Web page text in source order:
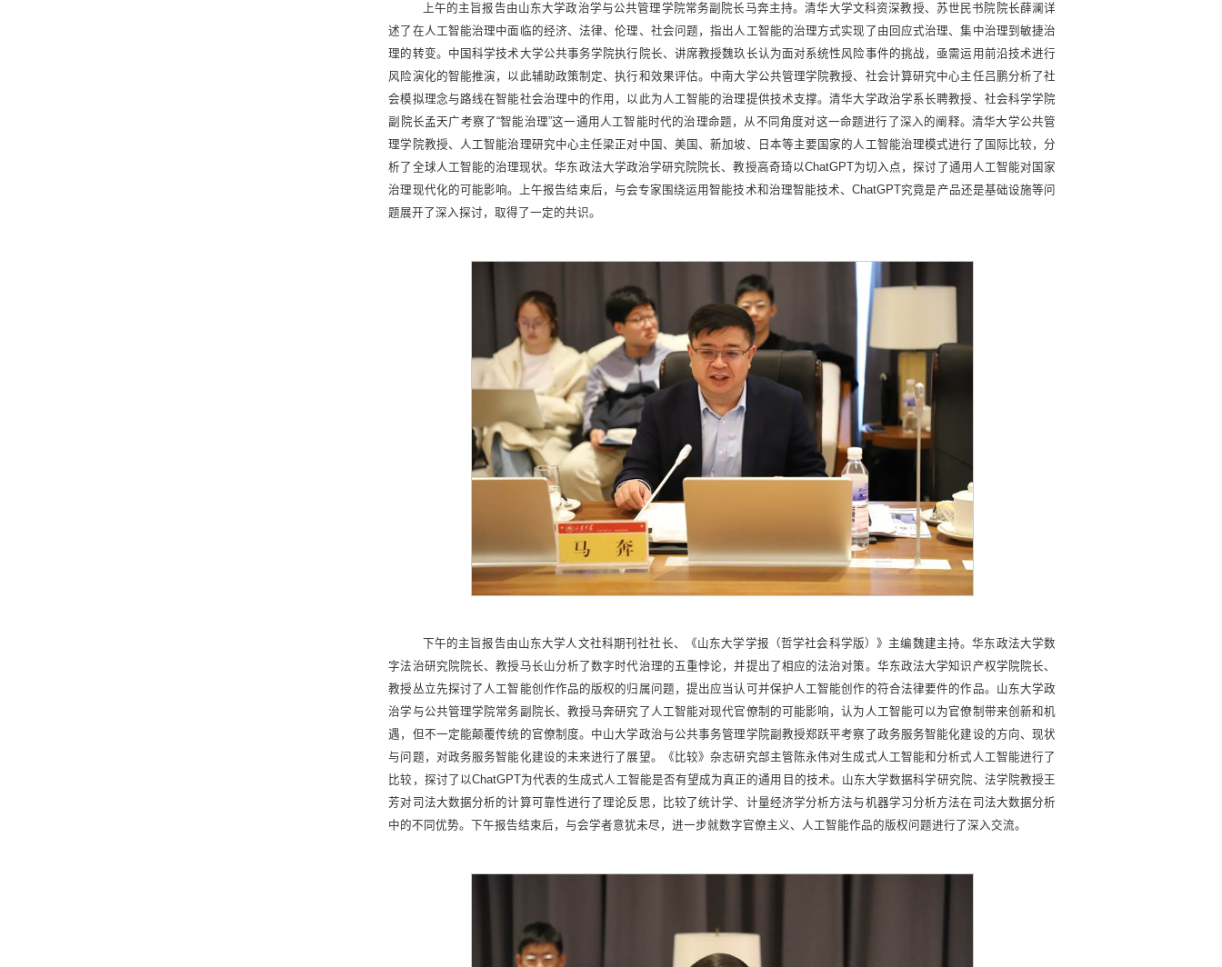
上午的主旨报告由山东大学政治学与公共管理学院常务副院长马奔主持。清华大学文科资深教授、苏世民书院院长薛澜详
述了在人工智能治理中面临的经济、法律、伦理、社会问题，指出人工智能的治理方式实现了由回应式治理、集中治理到敏捷治
理的转变。中国科学技术大学公共事务学院执行院长、讲席教授魏玖长认为面对系统性风险事件的挑战，亟需运用前沿技术进行
风险演化的智能推演，以此辅助政策制定、执行和效果评估。中南大学公共管理学院教授、社会计算研究中心主任吕鹏分析了社
会模拟理念与路线在智能社会治理中的作用，以此为人工智能的治理提供技术支撑。清华大学政治学系长聘教授、社会科学学院
副院长孟天广考察了“智能治理”这一通用人工智能时代的治理命题，从不同角度对这一命题进行了深入的阐释。清华大学公共管
理学院教授、人工智能治理研究中心主任梁正对中国、美国、新加坡、日本等主要国家的人工智能治理模式进行了国际比较，分
析了全球人工智能的治理现状。华东政法大学政治学研究院院长、教授高奇琦以ChatGPT为切入点，探讨了通用人工智能对国家
治理现代化的可能影响。上午报告结束后，与会专家围绕运用智能技术和治理智能技术、ChatGPT究竟是产品还是基础设施等问
题展开了深入探讨，取得了一定的共识。
下午的主旨报告由山东大学人文社科期刊社社长、
《山东大学学报（哲学社会科学版）》主编魏建主持。华东政法大学数
字法治研究院院长、教授马长山分析了数字时代治理的五重悖论，并提出了相应的法治对策。华东政法大学知识产权学院院长、
教授丛立先探讨了人工智能创作作品的版权的归属问题，提出应当认可并保护人工智能创作的符合法律要件的作品。山东大学政
治学与公共管理学院常务副院长、教授马奔研究了人工智能对现代官僚制的可能影响，认为人工智能可以为官僚制带来创新和机
遇，但不一定能颠覆传统的官僚制度。中山大学政治与公共事务管理学院副教授郑跃平考察了政务服务智能化建设的方向、现状
与问题，对政务服务智能化建设的未来进行了展望。《比较》杂志研究部主管陈永伟对生成式人工智能和分析式人工智能进行了
比较，探讨了以ChatGPT为代表的生成式人工智能是否有望成为真正的通用目的技术。山东大学数据科学研究院、法学院教授王
芳对司法大数据分析的计算可靠性进行了理论反思，比较了统计学、计量经济学分析方法与机器学习分析方法在司法大数据分析
中的不同优势。下午报告结束后，与会学者意犹未尽，进一步就数字官僚主义、人工智能作品的版权问题进行了深入交流。